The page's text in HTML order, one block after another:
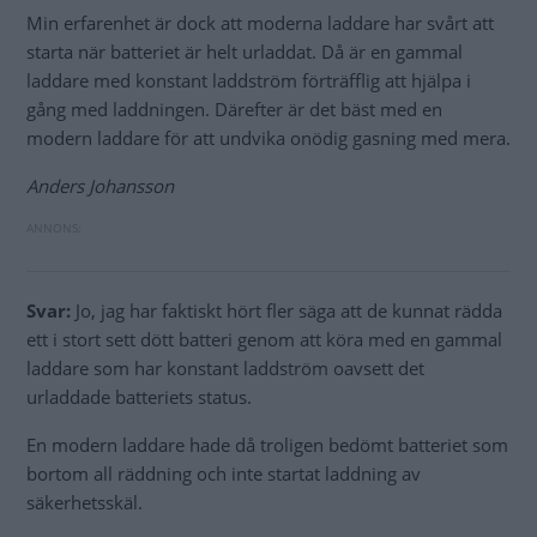
Min erfarenhet är dock att moderna laddare har svårt att
starta när batteriet är helt urladdat. Då är en gammal
laddare med konstant laddström förträfflig att hjälpa i
gång med laddningen. Därefter är det bäst med en
modern laddare för att undvika onödig gasning med mera.
Anders Johansson
Svar: Jo, jag har faktiskt hört fler säga att de kunnat rädda
ett i stort sett dött batteri genom att köra med en gammal
laddare som har konstant laddström oavsett det
urladdade batteriets status.
En modern laddare hade då troligen bedömt batteriet som
bortom all räddning och inte startat laddning av
säkerhetsskäl.